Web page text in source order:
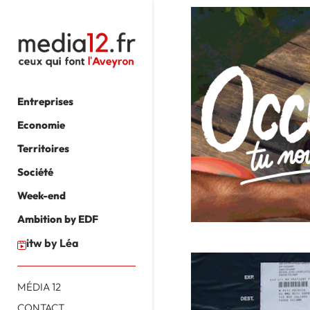
Entreprises
Economie
Territoires
Société
Week-end
Ambition by EDF
itw by Léa
MÉDIA 12